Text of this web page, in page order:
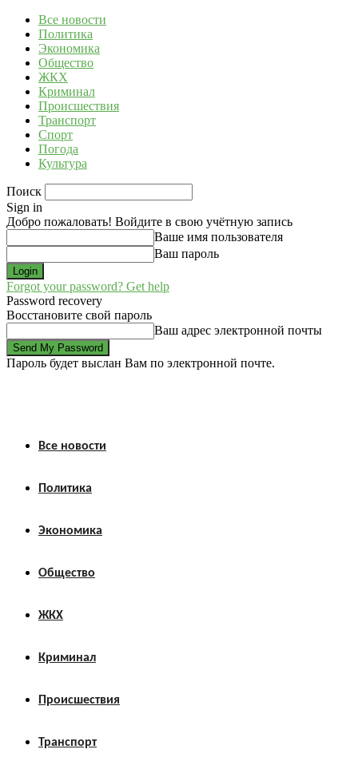
Все новости
Политика
Экономика
Общество
ЖКХ
Криминал
Происшествия
Транспорт
Спорт
Погода
Культура
Поиск
Sign in
Добро пожаловать! Войдите в свою учётную запись
Ваше имя пользователя
Ваш пароль
Forgot your password? Get help
Password recovery
Восстановите свой пароль
Ваш адрес электронной почты
Пароль будет выслан Вам по электронной почте.
Все новости
Политика
Экономика
Общество
ЖКХ
Криминал
Происшествия
Транспорт